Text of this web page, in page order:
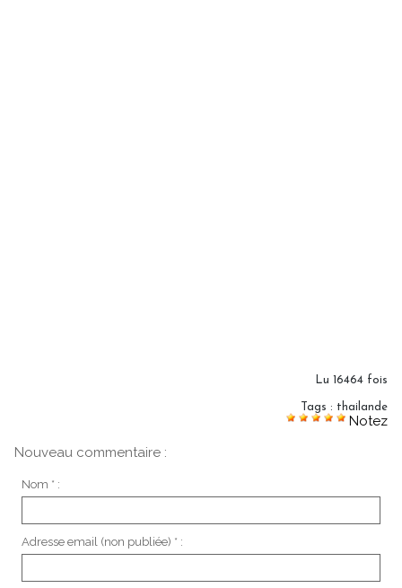
Lu 16464 fois
Tags : thailande
Notez
Nouveau commentaire :
Nom * :
Adresse email (non publiée) * :